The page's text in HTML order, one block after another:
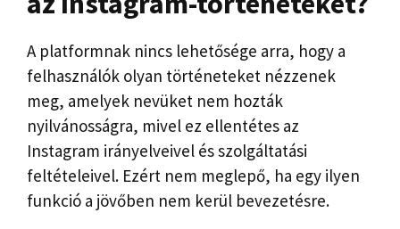
A platformnak nincs lehetősége arra, hogy a
felhasználók olyan történeteket nézzenek
meg, amelyek nevüket nem hozták
nyilvánosságra, mivel ez ellentétes az
Instagram irányelveivel és szolgáltatási
feltételeivel. Ezért nem meglepő, ha egy ilyen
funkció a jövőben nem kerül bevezetésre.